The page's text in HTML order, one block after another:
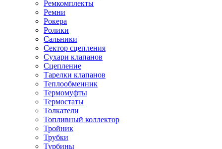
Ремкомплекты
Ремни
Рокера
Ролики
Сальники
Сектор сцепления
Сухари клапанов
Сцепление
Тарелки клапанов
Теплообменник
Термомуфты
Термостаты
Толкатели
Топливный коллектор
Тройник
Трубки
Турбины